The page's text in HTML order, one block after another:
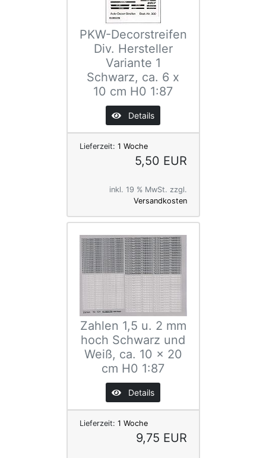
PKW-Decorstreifen
Div. Hersteller
Variante 1
Schwarz, ca. 6 x
10 cm H0 1:87
Details
Lieferzeit: 1 Woche
5,50 EUR
inkl. 19 % MwSt. zzgl.
Versandkosten
Zahlen 1,5 u. 2 mm
hoch Schwarz und
Weiß, ca. 10 x 20
cm H0 1:87
Details
Lieferzeit: 1 Woche
9,75 EUR